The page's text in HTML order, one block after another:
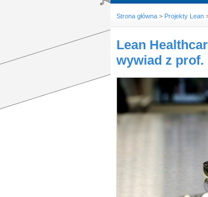
Strona główna > Projekty Lean
Lean
wywiad z prof.